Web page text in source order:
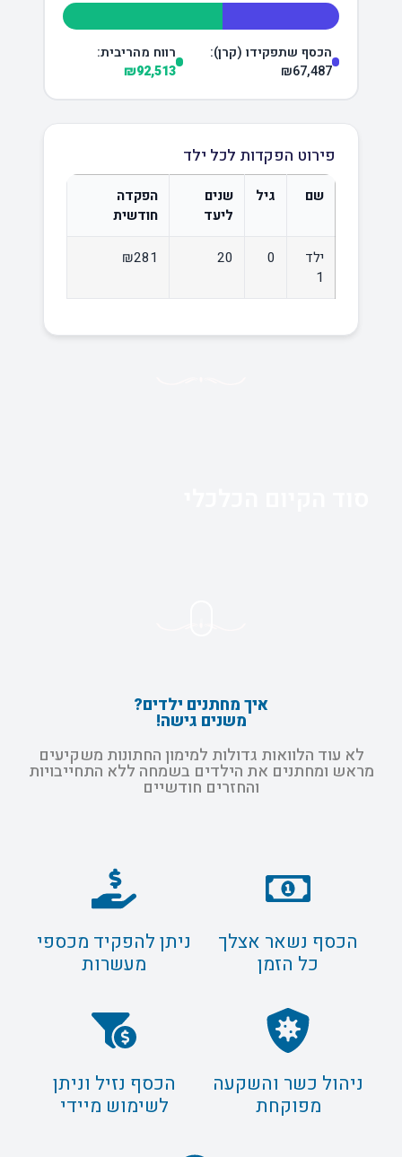
הכסף שתפקידו (קרן):
₪67,487
רווח מהריבית:
₪92,513
פירוט הפקדות לכל ילד
שם גיל
שנים
ליעד
הפקדה
חודשית
ילד
1
0
20
₪281
איך מחתנים ילדים?
משנים גישה!
לא עוד הלוואות גדולות למימון החתונות משקיעים
מראש ומחתנים את הילדים בשמחה ללא התחייבויות
והחזרים חודשיים
הכסף נשאר אצלך
כל הזמן
ניתן להפקיד מכספי
מעשרות
ניהול כשר והשקעה
מפוקחת
הכסף נזיל וניתן
לשימוש מיידי